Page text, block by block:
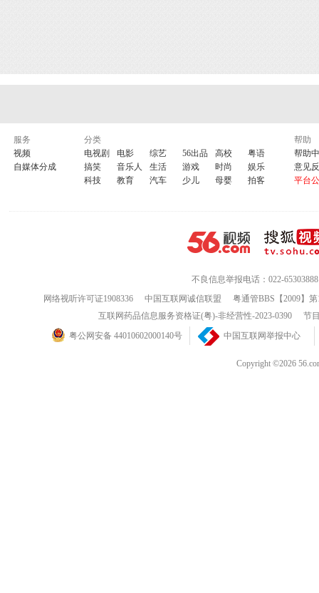
服务
视频
自媒体分成
分类
电视剧
电影 综艺 56出品 高校
粤语
搞笑
音乐人 生活 游戏 时尚
娱乐
科技
教育 汽车 少儿 母婴 拍客
帮助
帮助
意见
平台
不良信息举报电话：022-65303888
网络视听许可证1908336
中国互联网诚信联盟
粤通管BBS【2009】
互联网药品信息服务资格证(粤)-非经营性-2023-0390
节
粤公网安备 44010602000140号
中国互联网举报中心
Copyright ©2026